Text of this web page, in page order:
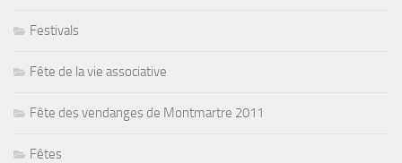
Festivals
Fête de la vie associative
Fête des vendanges de Montmartre 2011
Fêtes